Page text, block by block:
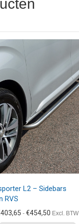
L2 – Sidebars
RVS
403,65 - €454,50 Prijsklasse:
Excl. BTW